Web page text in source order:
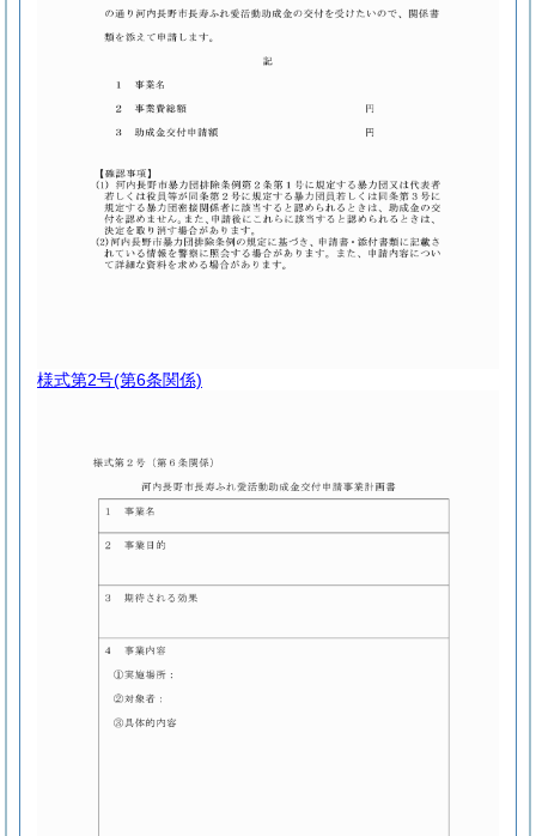
様式第2号(第6条関係)